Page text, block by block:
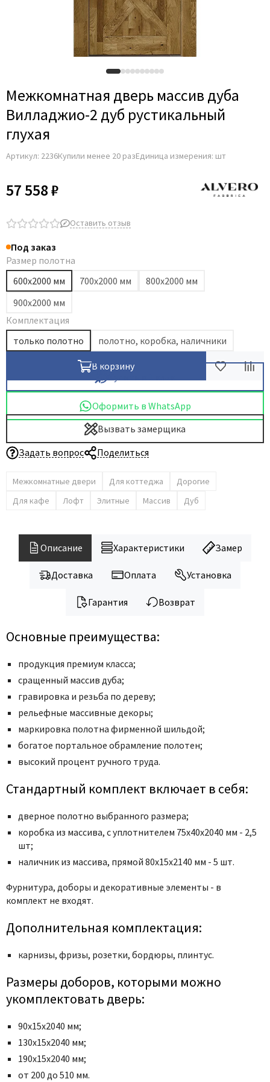
Межкомнатная дверь массив дуба
Вилладжио-2 дуб рустикальный
глухая
Артикул: 2236Купили менее 20 разЕдиница измерения: шт
57 558 ₽
Оставить отзыв
Под заказ
Размер полотна
600х2000 мм
700х2000 мм
800х2000 мм
900х2000 мм
Комплектация
только полотно
полотно, коробка, наличники
В корзину
Оформить в WhatsApp
Вызвать замерщика
Задать вопрос
Поделиться
Межкомнатные двери Для коттеджа
Дорогие
Для кафе
Лофт Элитные Массив Дуб
Описание Характеристики Замер
Доставка Оплата Установка
Гарантия Возврат
Основные преимущества:
продукция премиум класса;
сращенный массив дуба;
гравировка и резьба по дереву;
рельефные массивные декоры;
маркировка полотна фирменной шильдой;
богатое портальное обрамление полотен;
высокий процент ручного труда.
Стандартный комплект включает в себя:
дверное полотно выбранного размера;
коробка из массива, с уплотнителем 75x40x2040 мм - 2,5
шт;
наличник из массива, прямой 80x15x2140 мм - 5 шт.
Фурнитура, доборы и декоративные элементы - в
комплект не входят.
Дополнительная комплектация:
карнизы, фризы, розетки, бордюры, плинтус.
Размеры доборов, которыми можно
укомплектовать дверь:
90х15х2040 мм;
130х15х2040 мм;
190х15х2040 мм;
от 200 до 510 мм.